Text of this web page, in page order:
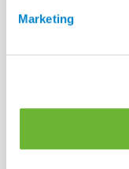
Marketing
Deel: